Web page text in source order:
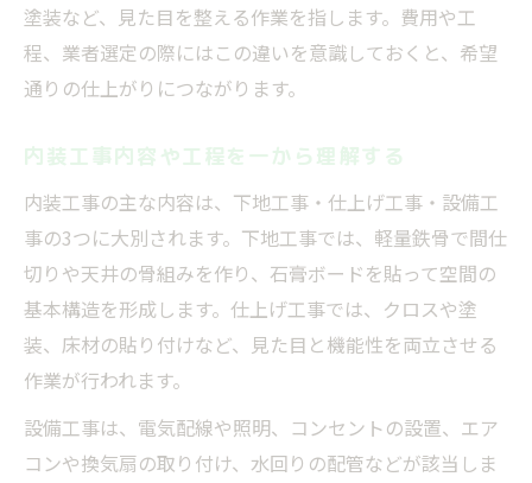
塗装など、見た目を整える作業を指します。費用や工
程、業者選定の際にはこの違いを意識しておくと、希望
通りの仕上がりにつながります。
内装工事内容や工程を一から理解する
内装工事の主な内容は、下地工事・仕上げ工事・設備工
事の3つに大別されます。下地工事では、軽量鉄骨で間仕
切りや天井の骨組みを作り、石膏ボードを貼って空間の
基本構造を形成します。仕上げ工事では、クロスや塗
装、床材の貼り付けなど、見た目と機能性を両立させる
作業が行われます。
設備工事は、電気配線や照明、コンセントの設置、エア
コンや換気扇の取り付け、水回りの配管などが該当しま